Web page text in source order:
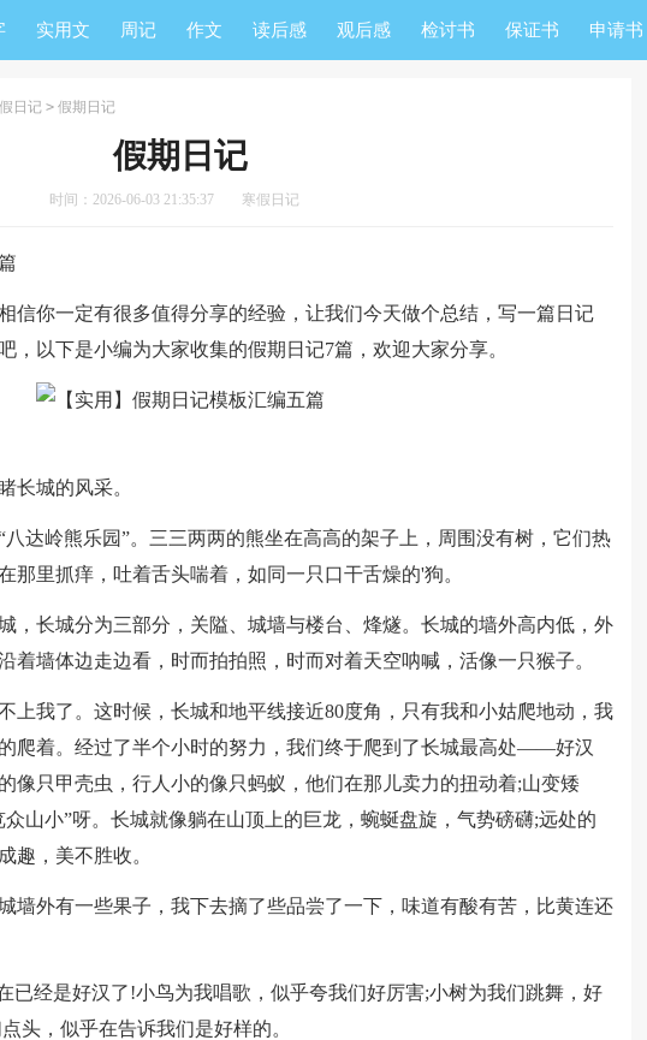
实用文 周记 作文 读后感 观后感 检讨书 保证书 申请书
日记 > 假期日记
假期日记
时间：2026-06-03 21:35:37 寒假日记
你一定有很多值得分享的经验，让我们今天做个总结，写一篇日记
，以下是小编为大家收集的假期日记7篇，欢迎大家分享。
城的风采。
岭熊乐园”。三三两两的熊坐在高高的架子上，周围没有树，它们热
那里抓痒，吐着舌头喘着，如同一只口干舌燥的'狗。
长城分为三部分，关隘、城墙与楼台、烽燧。长城的墙外高内低，外
着墙体边走边看，时而拍拍照，时而对着天空呐喊，活像一只猴子。
我了。这时候，长城和地平线接近80度角，只有我和小姑爬地动，我
爬着。经过了半个小时的努力，我们终于爬到了长城最高处——好汉
像只甲壳虫，行人小的像只蚂蚁，他们在那儿卖力的扭动着;山变矮
山小”呀。长城就像躺在山顶上的巨龙，蜿蜒盘旋，气势磅礴;远处的
趣，美不胜收。
外有一些果子，我下去摘了些品尝了一下，味道有酸有苦，比黄连还
经是好汉了!小鸟为我唱歌，似乎夸我们好厉害;小树为我们跳舞，好
头，似乎在告诉我们是好样的。